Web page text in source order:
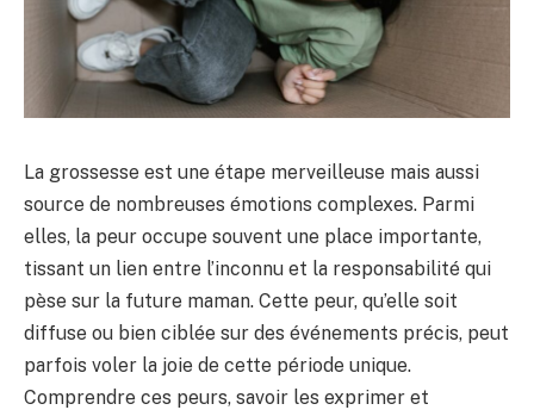
La grossesse est une étape merveilleuse mais aussi
source de nombreuses émotions complexes. Parmi
elles, la peur occupe souvent une place importante,
tissant un lien entre l’inconnu et la responsabilité qui
pèse sur la future maman. Cette peur, qu’elle soit
diffuse ou bien ciblée sur des événements précis, peut
parfois voler la joie de cette période unique.
Comprendre ces peurs, savoir les exprimer et